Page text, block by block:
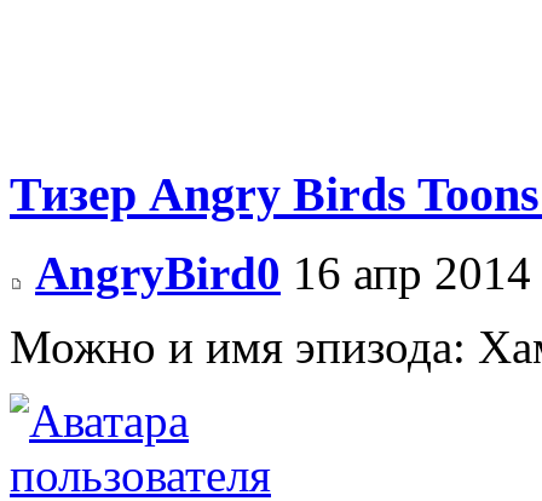
Тизер Angry Birds
AngryBird0 16 апр
Можно и имя эпизода: